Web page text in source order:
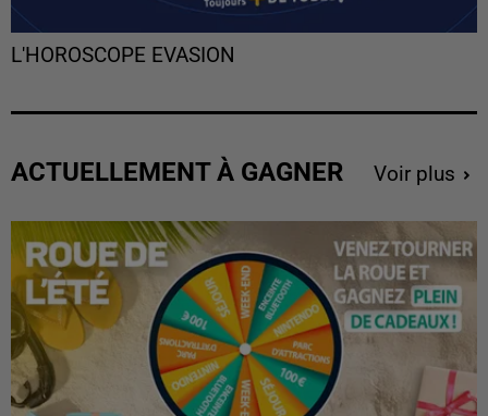
L'HOROSCOPE EVASION
ACTUELLEMENT À GAGNER Voir plus